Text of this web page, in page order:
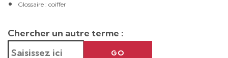
Glossaire : coiffer
Chercher un autre terme :
GO